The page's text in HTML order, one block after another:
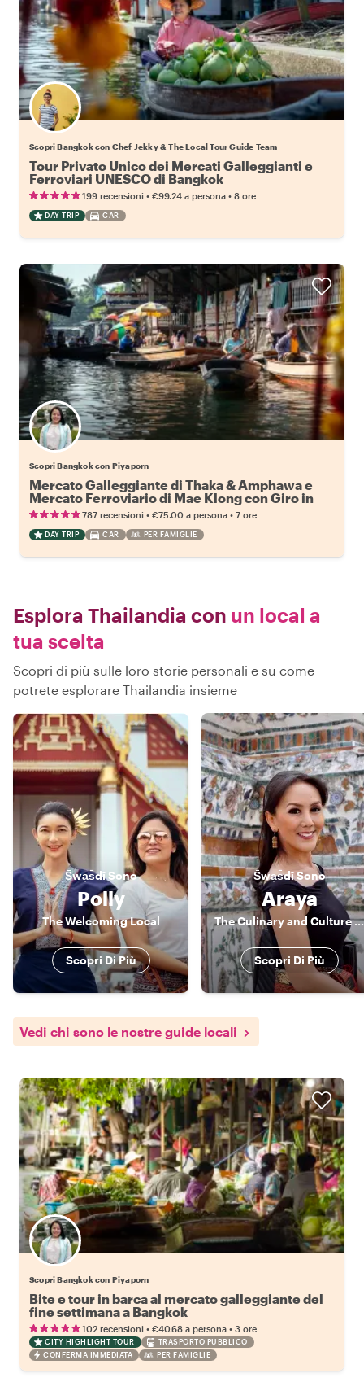
Scopri Bangkok con Chef Jekky & The Local Tour Guide Team
Tour Privato Unico dei Mercati Galleggianti e
Ferroviari UNESCO di Bangkok
199 recensioni • €99.24 a persona • 8 ore
DAY TRIP CAR
Scopri Bangkok con Piyaporn
Mercato Galleggiante di Thaka & Amphawa e
Mercato Ferroviario di Mae Klong con Giro in
Barca
787 recensioni • €75.00 a persona • 7 ore
DAY TRIP CAR PER FAMIGLIE
Esplora Thailandia con un local a
tua scelta
Scopri di più sulle loro storie personali e su come
potrete esplorare Thailandia insieme
S̄wạs̄dī Sono
Polly
The Welcoming Local
Scopri Di Più
S̄wạs̄dīSono
Araya
The Culinary and Culture Admirer
Scopri Di Più
Vedi chi sono le nostre guide locali
Scopri Bangkok con Piyaporn
Bite e tour in barca al mercato galleggiante del
fine settimana a Bangkok
102 recensioni • €40.68 a persona • 3 ore
CITY HIGHLIGHT TOUR
TRASPORTO PUBBLICO
CONFERMA IMMEDIATA
PER FAMIGLIE